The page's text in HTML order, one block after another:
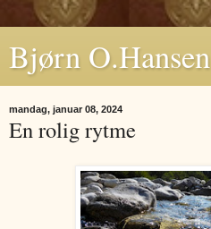
Bjørn O.Hansen
mandag, januar 08, 2024
En rolig rytme